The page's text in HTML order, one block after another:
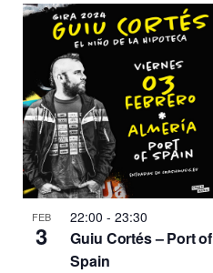
e
n
t
o
FEB
3
22:00-23:30
Guiu Cortés – Port of
Spain